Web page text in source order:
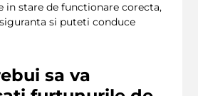
in stare de functionare corecta,
si puteti conduce
sa va